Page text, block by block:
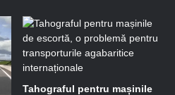
Tahograful pentru mașinile